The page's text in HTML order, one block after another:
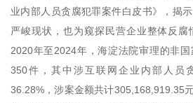
业内部人员贪腐犯罪案件白皮书》，揭
严峻现状，也为窥探民营企业整体反腐
2020年至2024年，海淀法院审理的非
350件，其中涉互联网企业内部人员
36.28%，涉案金额共计305,168,919.35